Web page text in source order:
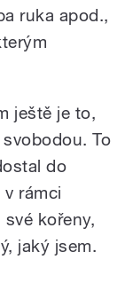
ruka apod.,
ještě je to,
To
do
rámci
kořeny,
jaký jsem.